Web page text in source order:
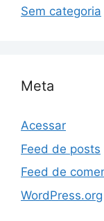
Sem categoria
Meta
Acessar
Feed de posts
Feed de
WordPress.org